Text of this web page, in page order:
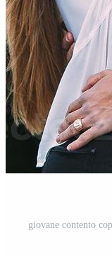
giovane contento